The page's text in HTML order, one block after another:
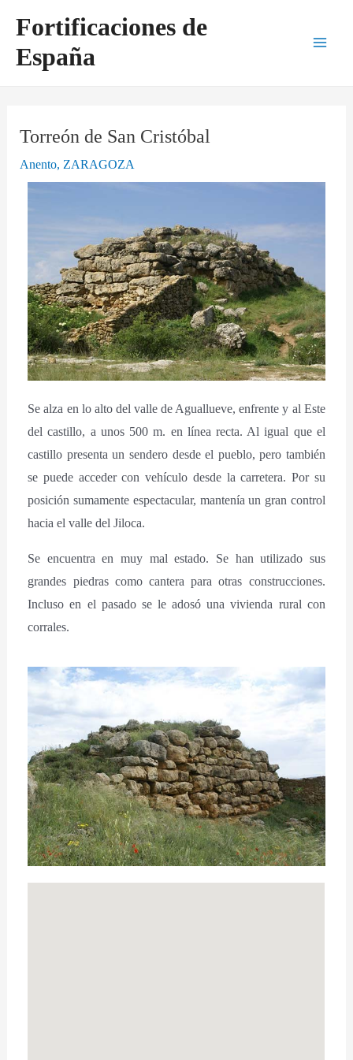
contenido
Fortificaciones de
España
Torreón de San Cristóbal
Anento,ZARAGOZA
Se alza en lo alto del valle de Aguallueve, enfrente y al Este
del castillo, a unos 500 m. en línea recta. Al igual que el
castillo presenta un sendero desde el pueblo, pero también
se puede acceder con vehículo desde la carretera. Por su
posición sumamente espectacular, mantenía un gran control
hacia el valle del Jiloca.
Se encuentra en muy mal estado. Se han utilizado sus
grandes piedras como cantera para otras construcciones.
Incluso en el pasado se le adosó una vivienda rural con
corrales.
de
entradas